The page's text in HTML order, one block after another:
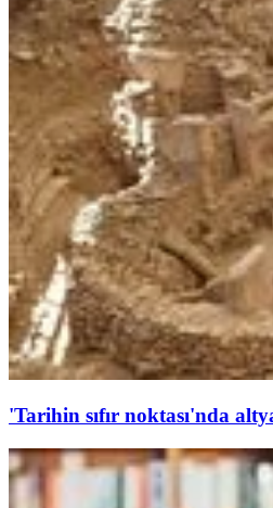
'Tarihin sıfır noktası'nda